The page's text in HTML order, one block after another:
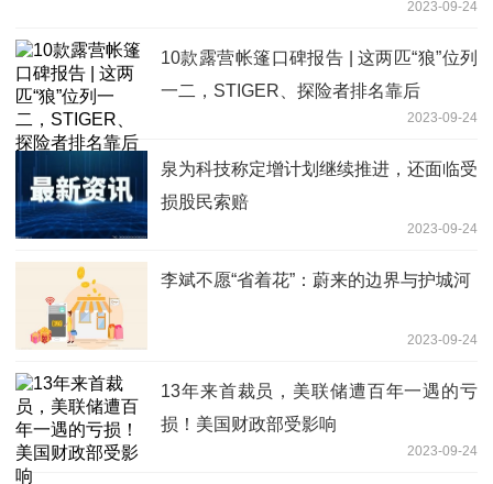
2023-09-24
10款露营帐篷口碑报告 | 这两匹“狼”位列
一二，STIGER、探险者排名靠后
2023-09-24
泉为科技称定增计划继续推进，还面临受
损股民索赔
2023-09-24
李斌不愿“省着花”：蔚来的边界与护城河
2023-09-24
13年来首裁员，美联储遭百年一遇的亏
损！美国财政部受影响
2023-09-24